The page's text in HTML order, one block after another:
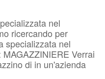
nel
ricercando per
specializzata nel
Verrai
di in un'azienda